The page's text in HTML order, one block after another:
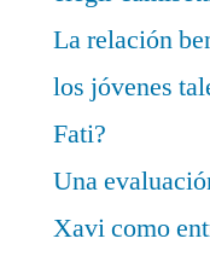
La relación
los jóvenes
Fati?
Una
Xavi como